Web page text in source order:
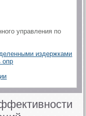
управления по
издержками
опр